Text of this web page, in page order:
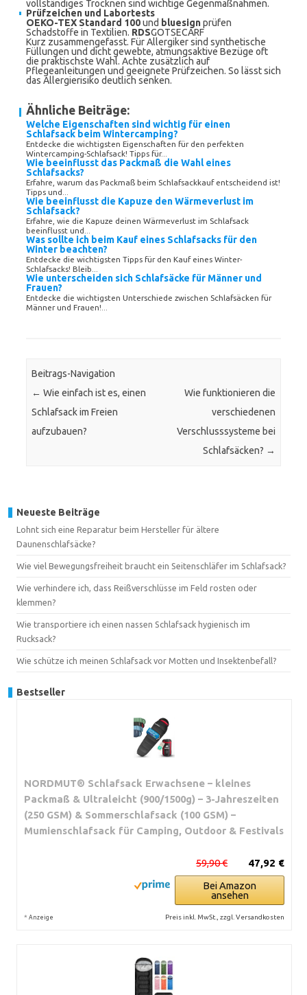
vollständiges Trocknen sind wichtige Gegenmaßnahmen.
Prüfzeichen und Labortests
OEKO-TEX Standard 100und bluesignprüfen
Schadstoffe in Textilien. RDSGOTSECARF
Kurz zusammengefasst. Für Allergiker sind synthetische
Füllungen und dicht gewebte, atmungsaktive Bezüge oft
die praktischste Wahl. Achte zusätzlich auf
Pflegeanleitungen und geeignete Prüfzeichen. So lässt sich
das Allergierisiko deutlich senken.
Ähnliche Beiträge:
Welche Eigenschaften sind wichtig für einen
Schlafsack beim Wintercamping?
Entdecke die wichtigsten Eigenschaften für den perfekten
Wintercamping-Schlafsack! Tipps für...
Wie beeinflusst das Packmaß die Wahl eines
Schlafsacks?
Erfahre, warum das Packmaß beim Schlafsackkauf entscheidend ist!
Tipps und...
Wie beeinflusst die Kapuze den Wärmeverlust im
Schlafsack?
Erfahre, wie die Kapuze deinen Wärmeverlust im Schlafsack
beeinflusst und...
Was sollte ich beim Kauf eines Schlafsacks für den
Winter beachten?
Entdecke die wichtigsten Tipps für den Kauf eines Winter-
Schlafsacks! Bleib...
Wie unterscheiden sich Schlafsäcke für Männer und
Frauen?
Entdecke die wichtigsten Unterschiede zwischen Schlafsäcken für
Männer und Frauen!...
Beitrags-Navigation
← Wie einfach ist es, einen
Schlafsack im Freien
aufzubauen?
Wie funktionieren die
verschiedenen
Verschlusssysteme bei
Schlafsäcken? →
Neueste Beiträge
Lohnt sich eine Reparatur beim Hersteller für ältere
Daunenschlafsäcke?
Wie viel Bewegungsfreiheit braucht ein Seitenschläfer im Schlafsack?
Wie verhindere ich, dass Reißverschlüsse im Feld rosten oder
klemmen?
Wie transportiere ich einen nassen Schlafsack hygienisch im
Rucksack?
Wie schütze ich meinen Schlafsack vor Motten und Insektenbefall?
Bestseller
NORDMUT® Schlafsack Erwachsene – kleines
Packmaß & Ultraleicht (900/1500g) – 3-Jahreszeiten
(250 GSM) & Sommerschlafsack (100 GSM) –
Mumienschlafsack für Camping, Outdoor & Festivals
47,92 €
59,90 €
Bei Amazon
ansehen
* Anzeige Preis inkl. MwSt., zzgl. Versandkosten